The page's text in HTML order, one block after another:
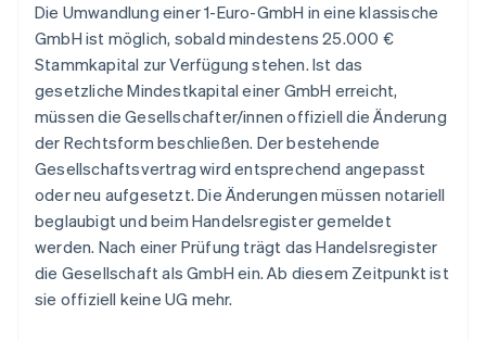
Die Umwandlung einer 1-Euro-GmbH in eine klassische
GmbH ist möglich, sobald mindestens 25.000 €
Stammkapital zur Verfügung stehen. Ist das
gesetzliche Mindestkapital einer GmbH erreicht,
müssen die Gesellschafter/innen offiziell die Änderung
der Rechtsform beschließen. Der bestehende
Gesellschaftsvertrag wird entsprechend angepasst
oder neu aufgesetzt. Die Änderungen müssen notariell
beglaubigt und beim Handelsregister gemeldet
werden. Nach einer Prüfung trägt das Handelsregister
die Gesellschaft als GmbH ein. Ab diesem Zeitpunkt ist
sie offiziell keine UG mehr.